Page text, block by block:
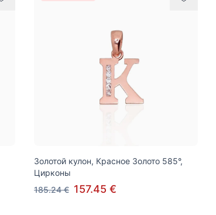
Золотой кулон, Красное Золото 585°,
Цирконы
185.24 € 157.45 €